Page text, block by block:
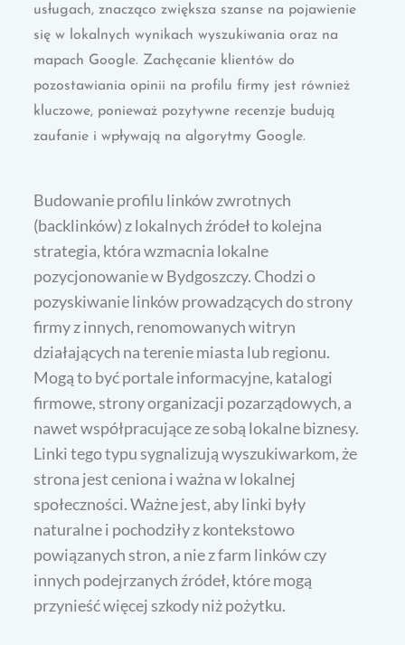
usługach, znacząco zwiększa szanse na pojawienie
się w lokalnych wynikach wyszukiwania oraz na
mapach Google. Zachęcanie klientów do
pozostawiania opinii na profilu firmy jest również
kluczowe, ponieważ pozytywne recenzje budują
zaufanie i wpływają na algorytmy Google.
Budowanie profilu linków zwrotnych
(backlinków) z lokalnych źródeł to kolejna
strategia, która wzmacnia lokalne
pozycjonowanie w Bydgoszczy. Chodzi o
pozyskiwanie linków prowadzących do strony
firmy z innych, renomowanych witryn
działających na terenie miasta lub regionu.
Mogą to być portale informacyjne, katalogi
firmowe, strony organizacji pozarządowych, a
nawet współpracujące ze sobą lokalne biznesy.
Linki tego typu sygnalizują wyszukiwarkom, że
strona jest ceniona i ważna w lokalnej
społeczności. Ważne jest, aby linki były
naturalne i pochodziły z kontekstowo
powiązanych stron, a nie z farm linków czy
innych podejrzanych źródeł, które mogą
przynieść więcej szkody niż pożytku.